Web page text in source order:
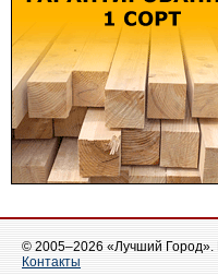
© 2005–2026 «Лучший
Контакты